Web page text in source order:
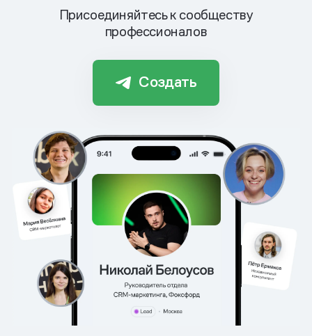
Присоединяйтесь к сообществу
профессионалов
Создать